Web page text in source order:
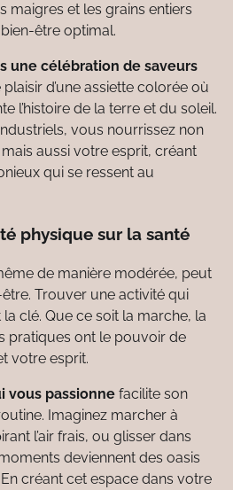
maigres et les grains entiers
être optimal.
une célébration de saveurs
plaisir d’une assiette colorée où
l’histoire de la terre et du soleil.
vous nourrissez non
aussi votre esprit, créant
qui se ressent au
physique sur la santé
de manière modérée, peut
Trouver une activité qui
clé. Que ce soit la marche, la
pratiques ont le pouvoir de
votre esprit.
vous passionne facilite son
Imaginez marcher à
l’air frais, ou glisser dans
deviennent des oasis
créant cet espace dans votre